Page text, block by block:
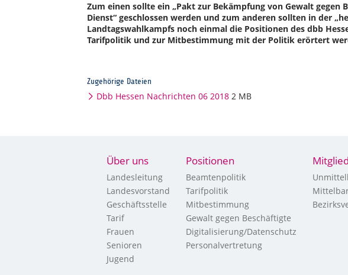
Zum einen sollte ein „Pakt zur Bekämpfung von Gewalt gegen
Dienst“ geschlossen werden und zum anderen sollten in der
Landtagswahlkampfs noch einmal die Positionen des dbb
Tarifpolitik und zur Mitbestimmung mit der Politik erörtert
Zugehörige Dateien
Dbb Hessen Nachrichten 06 2018 2 MB
Über uns
Landesleitung
Landesvorstand
Geschäftsstelle
Tarif
Frauen
Senioren
Jugend
Positionen
Beamtenpolitik
Tarifpolitik
Mitbestimmung
Gewalt gegen Beschäftigte
Digitalisierung/Datenschutz
Personalvertretung